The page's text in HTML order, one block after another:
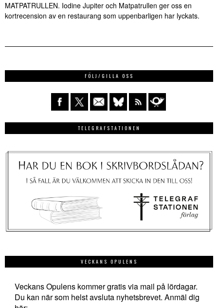
MATPATRULLEN. Iodine Jupiter och Matpatrullen ger oss en
kortrecension av en restaurang som uppenbarligen har lyckats.
FÖLJ/GILLA OSS
TELEGRAFSTATIONEN
VECKANS OPULENS
Veckans Opulens kommer gratis via mail på lördagar.
Du kan när som helst avsluta nyhetsbrevet. Anmäl dig